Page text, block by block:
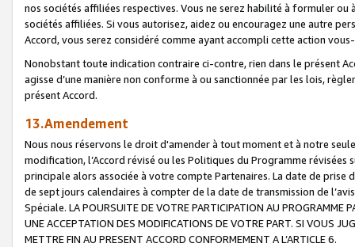
nos sociétés affiliées respectives. Vous ne serez habilité à formuler
sociétés affiliées. Si vous autorisez, aidez ou encouragez une autre
Accord, vous serez considéré comme ayant accompli cette action
Nonobstant toute indication contraire ci-contre, rien dans le présent
agisse d’une manière non conforme à ou sanctionnée par les lois,
présent Accord.
13.Amendement
Nous nous réservons le droit d'amender à tout moment et à notre
modification, l’Accord révisé ou les Politiques du Programme
principale alors associée à votre compte Partenaires. La date de
de sept jours calendaires à compter de la date de transmission de
Spéciale. LA POURSUITE DE VOTRE PARTICIPATION AU PROGRAMME
UNE ACCEPTATION DES MODIFICATIONS DE VOTRE PART. SI VOUS
METTRE FIN AU PRESENT ACCORD CONFORMEMENT A L’ARTICLE 6.